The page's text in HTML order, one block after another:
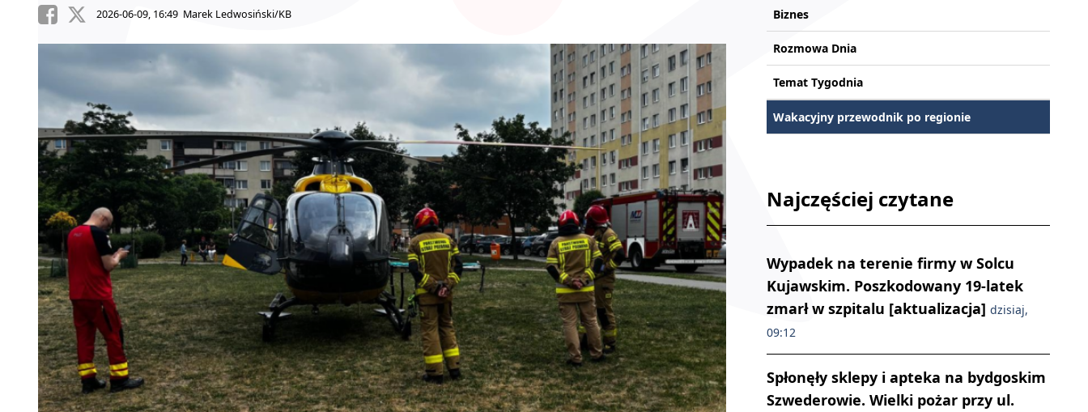
2026-06-09, 16:49 Marek Ledwosiński/KB Biznes
Rozmowa Dnia
Temat Tygodnia
Wakacyjny przewodnik po regionie
Najczęściej czytane
Wypadek na terenie firmy w Solcu
Kujawskim. Poszkodowany 19-latek
zmarł w szpitalu [aktualizacja] dzisiaj,
09:12
Spłonęły sklepy i apteka na bydgoskim
Szwederowie. Wielki pożar przy ul.